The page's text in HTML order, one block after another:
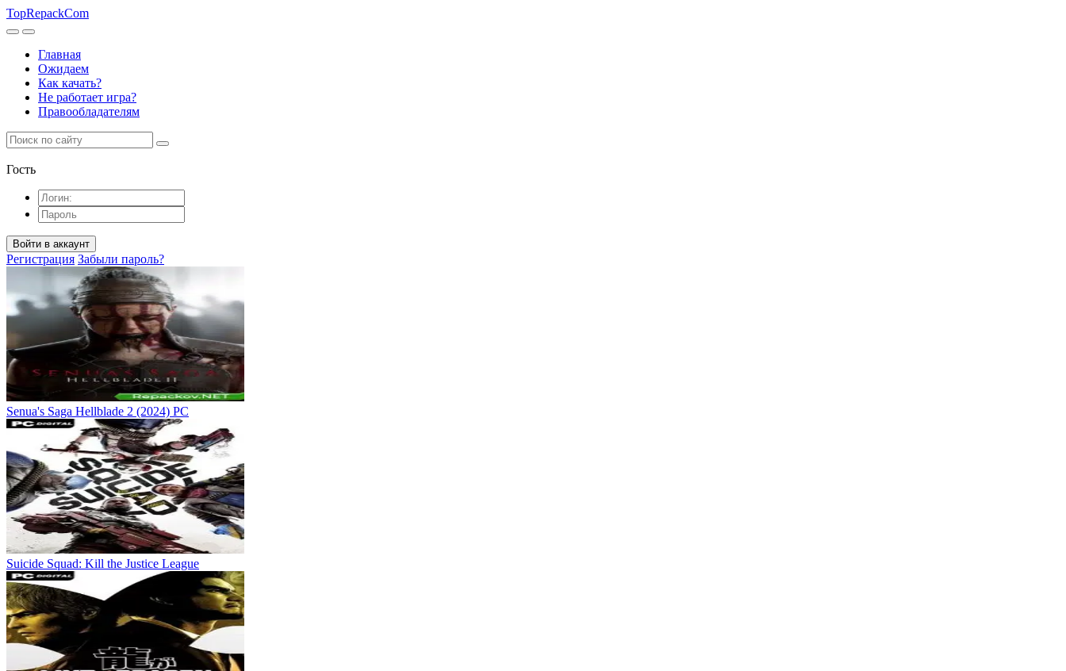
TopRepackCom
Главная
Ожидаем
Как качать?
Не работает игра?
Правообладателям
Гость
Войти в аккаунт
Регистрация Забыли пароль?
Senua's Saga Hellblade 2 (2024) PC
Suicide Squad: Kill the Justice League